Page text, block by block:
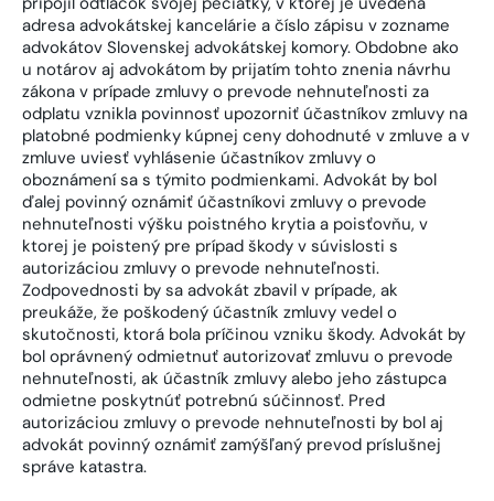
adresa advokátskej kancelárie a číslo zápisu v zozname
advokátov Slovenskej advokátskej komory. Obdobne ako
u notárov aj advokátom by prijatím tohto znenia návrhu
zákona v prípade zmluvy o prevode nehnuteľnosti za
odplatu vznikla povinnosť upozorniť účastníkov zmluvy na
platobné podmienky kúpnej ceny dohodnuté v zmluve a v
zmluve uviesť vyhlásenie účastníkov zmluvy o
oboznámení sa s týmito podmienkami. Advokát by bol
ďalej povinný oznámiť účastníkovi zmluvy o prevode
nehnuteľnosti výšku poistného krytia a poisťovňu, v
ktorej je poistený pre prípad škody v súvislosti s
autorizáciou zmluvy o prevode nehnuteľnosti.
Zodpovednosti by sa advokát zbavil v prípade, ak
preukáže, že poškodený účastník zmluvy vedel o
skutočnosti, ktorá bola príčinou vzniku škody. Advokát by
bol oprávnený odmietnuť autorizovať zmluvu o prevode
nehnuteľnosti, ak účastník zmluvy alebo jeho zástupca
odmietne poskytnúť potrebnú súčinnosť. Pred
autorizáciou zmluvy o prevode nehnuteľnosti by bol aj
advokát povinný oznámiť zamýšľaný prevod príslušnej
správe katastra.